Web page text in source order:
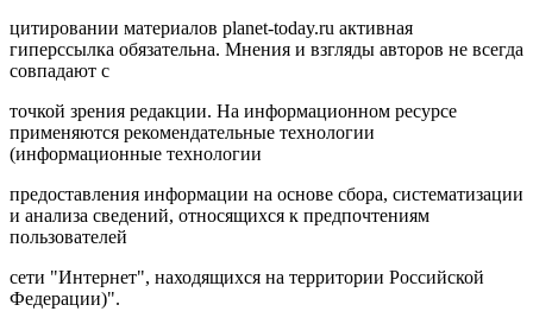
цитировании материалов planet-today.ru активная
гиперссылка обязательна. Мнения и взгляды авторов не всегда
совпадают с
точкой зрения редакции. На информационном ресурсе
применяются рекомендательные технологии
(информационные технологии
предоставления информации на основе сбора, систематизации
и анализа сведений, относящихся к предпочтениям
пользователей
сети "Интернет", находящихся на территории Российской
Федерации)".